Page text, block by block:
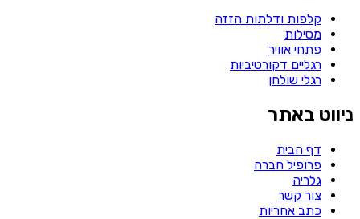
קלפות ודלתות הזזה
מסילות
פתחי אוויר
רגליים דקורטיביות
רגלי שולחן
ניווט באתר
דף הבית
פרופיל חברה
גלריה
צור קשר
כתב אחריות